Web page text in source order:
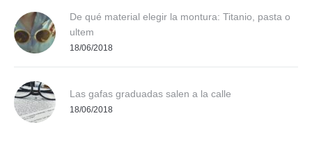
De qué material elegir la montura: Titanio, pasta o
ultem
18/06/2018
Las gafas graduadas salen a la calle
18/06/2018